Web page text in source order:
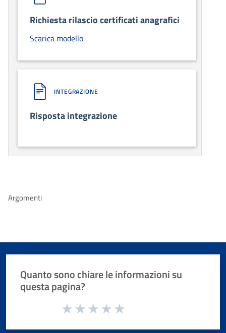
Richiesta rilascio certificati anagrafici
Scarica modello
INTEGRAZIONE
Risposta integrazione
Argomenti
Quanto sono chiare le informazioni su
questa pagina?
Valuta da 1 a 5 stelle la pagina